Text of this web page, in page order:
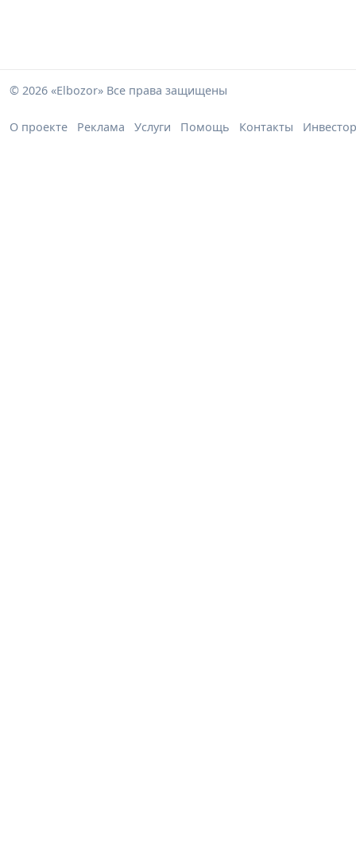
© 2026 «Elbozor» Все права защищены
О проекте Реклама Услуги Помощь Контакты